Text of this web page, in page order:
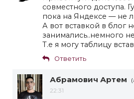
совместного доступа.
пока на Яндексе — не
А вот вставкой в блог
занимались..немного
Т.е я могу таблицу
Ответить
Абрамович Артем
22:31